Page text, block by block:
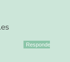
Responder